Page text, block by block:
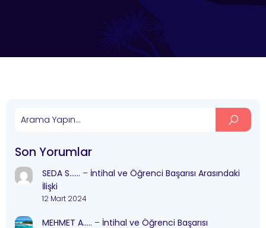
Son Yorumlar
SEDA S…… – İntihal ve Öğrenci Başarısı Arasındaki
İlişki
12 Mart 2024
MEHMET A….. – İntihal ve Öğrenci Başarısı